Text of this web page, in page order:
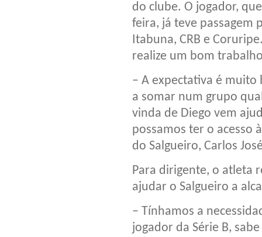
do clube. O jogador,
feira, já teve passagem
Itabuna, CRB e
realize um bom
– A expectativa é muito
a somar num grupo
vinda de Diego vem
possamos ter o acesso
do Salgueiro, Carlos
Para dirigente, o atleta
ajudar o Salgueiro a
– Tínhamos a
jogador da Série B,